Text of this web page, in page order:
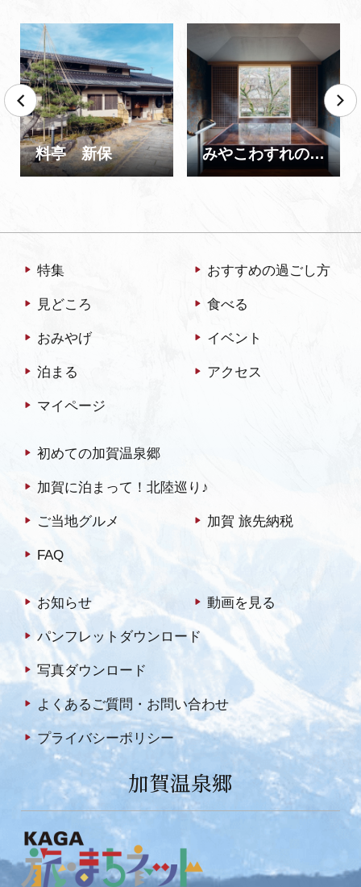
料亭 新保 みやこわすれの宿 こおろぎ楼
特集 おすすめの過ごし方
見どころ 食べる
おみやげ イベント
泊まる アクセス
マイページ
初めての加賀温泉郷
加賀に泊まって！北陸巡り♪
ご当地グルメ 加賀 旅先納税
FAQ
お知らせ 動画を見る
パンフレットダウンロード
写真ダウンロード
よくあるご質問・お問い合わせ
プライバシーポリシー
加賀温泉郷